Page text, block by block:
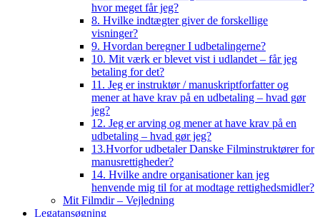
hvor meget får jeg?
8. Hvilke indtægter giver de forskellige
visninger?
9. Hvordan beregner I udbetalingerne?
10. Mit værk er blevet vist i udlandet – får jeg
betaling for det?
11. Jeg er instruktør / manuskriptforfatter og
mener at have krav på en udbetaling – hvad gør
jeg?
12. Jeg er arving og mener at have krav på en
udbetaling – hvad gør jeg?
13.Hvorfor udbetaler Danske Filminstruktører for
manusrettigheder?
14. Hvilke andre organisationer kan jeg
henvende mig til for at modtage rettighedsmidler?
Mit Filmdir – Vejledning
Legatansøgning